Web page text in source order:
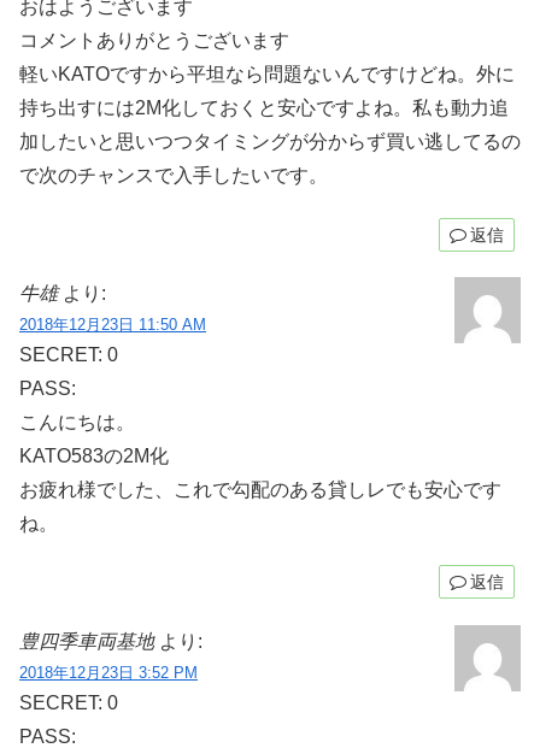
おはようございます
コメントありがとうございます
軽いKATOですから平坦なら問題ないんですけどね。外に
持ち出すには2M化しておくと安心ですよね。私も動力追
加したいと思いつつタイミングが分からず買い逃してるの
で次のチャンスで入手したいです。
返信
牛雄 より:
2018年12月23日 11:50 AM
SECRET: 0
PASS:
こんにちは。
KATO583の2M化
お疲れ様でした、これで勾配のある貸しレでも安心です
ね。
返信
豊四季車両基地 より:
2018年12月23日 3:52 PM
SECRET: 0
PASS: